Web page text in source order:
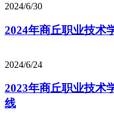
2024/6/30
2024年商丘职业技术
2024/6/24
2023年商丘职业技术
线